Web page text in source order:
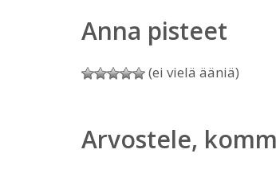
Anna pisteet
(ei vielä ääniä)
Arvostele,